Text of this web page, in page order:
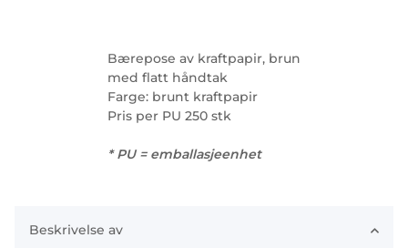
Bærepose av kraftpapir, brun
med flatt håndtak
Farge: brunt kraftpapir
Pris per PU 250 stk
* PU = emballasjeenhet
Beskrivelse av